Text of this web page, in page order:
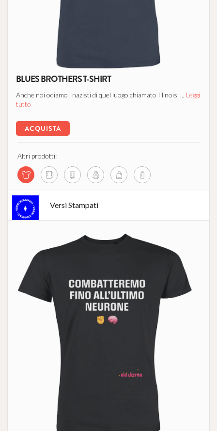
BLUES BROTHERS T-SHIRT
Anche noi odiamo i nazisti di quel luogo chiamato Illinois, ... Leggi
tutto
ACQUISTA
Altri prodotti:
Versi Stampati